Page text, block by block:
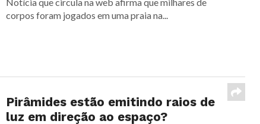
corpos foram jogados em uma praia na...
Pirâmides estão emitindo raios de
luz em direção ao espaço?